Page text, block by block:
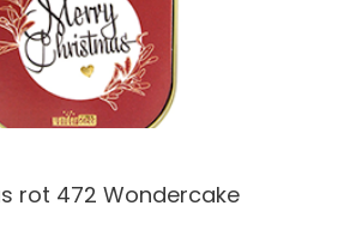
rot 472 Wondercake